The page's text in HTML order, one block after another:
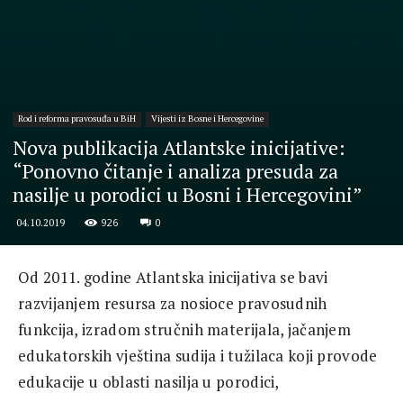
Rod i reforma pravosuđa u BiH Vijesti iz Bosne i Hercegovine
Nova publikacija Atlantske inicijative:
“Ponovno čitanje i analiza presuda za
nasilje u porodici u Bosni i Hercegovini”
04.10.2019 926 0
Od 2011. godine Atlantska inicijativa se bavi
razvijanjem resursa za nosioce pravosudnih
funkcija, izradom stručnih materijala, jačanjem
edukatorskih vještina sudija i tužilaca koji provode
edukacije u oblasti nasilja u porodici,